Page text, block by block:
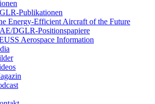
Publikationen
Energy-Efficient Aircraft of the Future
DGLR-Positionspapiere
Aerospace Information